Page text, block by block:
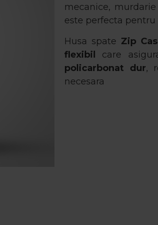
mecanice,
este perfecta pentru
Husa spate Zip
flexibil
care
policarbonat dur,
necesara